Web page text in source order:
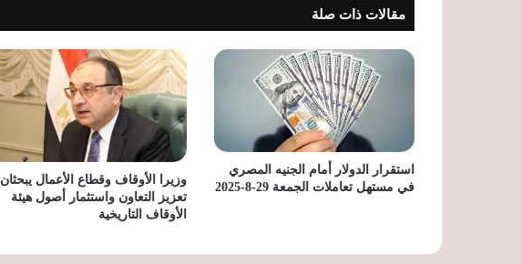
مقالات ذات صلة
استقرار الدولار أمام الجنيه المصري
في مستهل تعاملات الجمعة 29-8-2025
وزيرا الأوقاف وقطاع الأعمال يبحثان
تعزيز التعاون واستثمار أصول هيئة
الأوقاف التاريخية